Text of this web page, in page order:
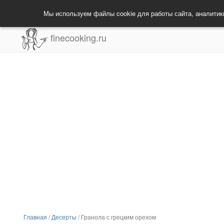
Мы используем файлы cookie для работы сайта,
finecooking.ru
Главная /Десерты /Гранола с грецким орехом